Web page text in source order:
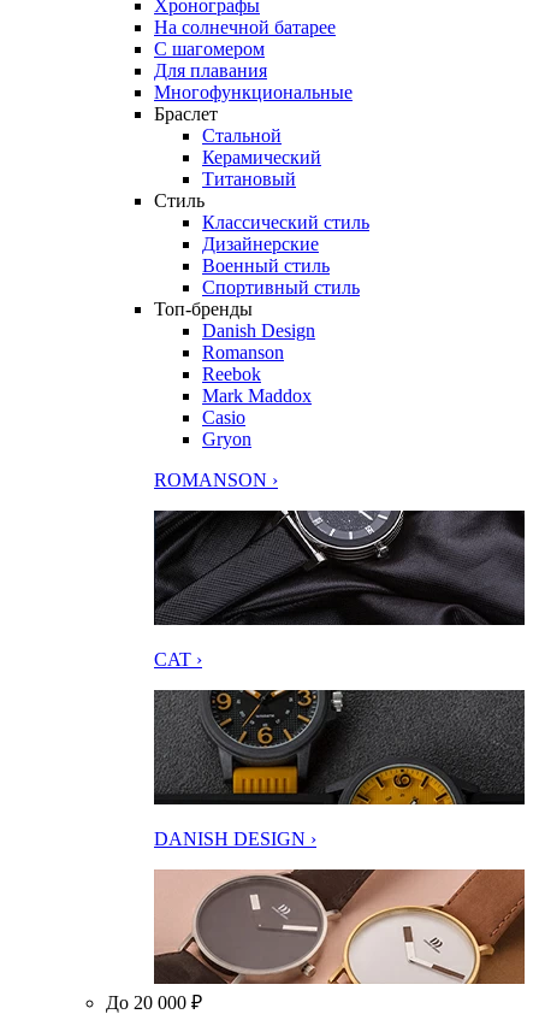
Хронографы
На солнечной батарее
С шагомером
Для плавания
Многофункциональные
Браслет
Стальной
Керамический
Титановый
Стиль
Классический стиль
Дизайнерские
Военный стиль
Спортивный стиль
Топ-бренды
Danish Design
Romanson
Reebok
Mark Maddox
Casio
Gryon
ROMANSON ›
CAT ›
DANISH DESIGN ›
До 20 000 ₽